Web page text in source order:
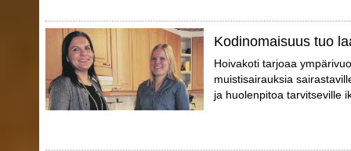
Kodinomaisuus tuo
Hoivakoti tarjoaa
muistisairauksia
ja huolenpitoa tarvitseville